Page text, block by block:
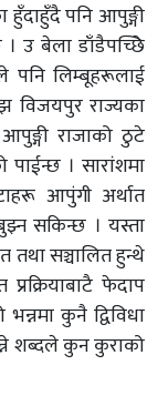
हुँदाहुँदै पनि आपुङ्गी
उ बेला डाँडैपच्छिे
पनि लिम्बूहरूलाई
विजयपुर राज्यका
आपुङ्गी राजाको ठुटे
पाईन्छ । सारांशमा
आपुंगी अर्थात
सकिन्छ । यस्ता
तथा सञ्चालित हुन्थे
फेदाप
कुनै द्विविधा
शब्दले कुन कुराको